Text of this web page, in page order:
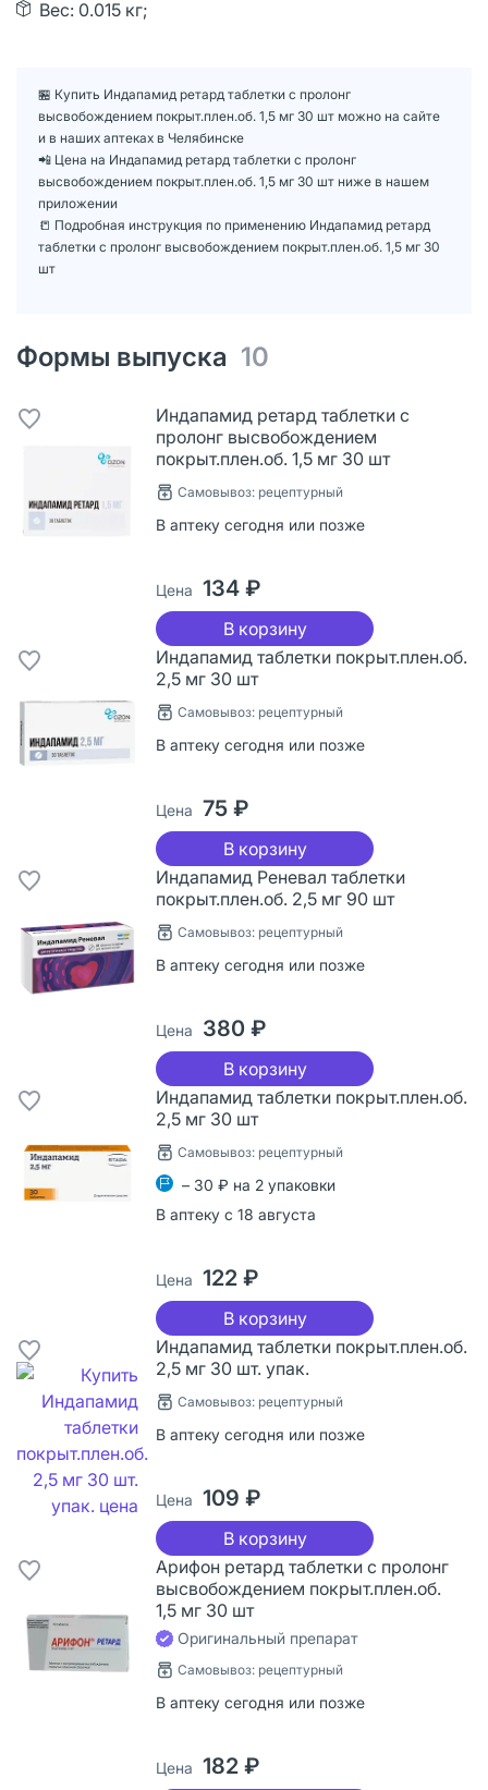
Вес: 0.015 кг;
🏪 Купить Индапамид ретард таблетки с пролонг
высвобождением покрыт.плен.об. 1,5 мг 30 шт можно на сайте
и в наших аптеках в Челябинске
📲 Цена на Индапамид ретард таблетки с пролонг
высвобождением покрыт.плен.об. 1,5 мг 30 шт ниже в нашем
приложении
📒 Подробная инструкция по применению Индапамид ретард
таблетки с пролонг высвобождением покрыт.плен.об. 1,5 мг 30
шт
Формы выпуска 10
Индапамид ретард таблетки с
пролонг высвобождением
покрыт.плен.об. 1,5 мг 30 шт
Самовывоз: рецептурный
В аптеку сегодня или позже
Цена 134 ₽
В корзину
Индапамид таблетки покрыт.плен.об.
2,5 мг 30 шт
Самовывоз: рецептурный
В аптеку сегодня или позже
Цена 75 ₽
В корзину
Индапамид Реневал таблетки
покрыт.плен.об. 2,5 мг 90 шт
Самовывоз: рецептурный
В аптеку сегодня или позже
Цена 380 ₽
В корзину
Индапамид таблетки покрыт.плен.об.
2,5 мг 30 шт
Самовывоз: рецептурный
– 30 ₽ на 2 упаковки
В аптеку с 18 августа
Цена 122 ₽
В корзину
Индапамид таблетки покрыт.плен.об.
2,5 мг 30 шт. упак.
Самовывоз: рецептурный
В аптеку сегодня или позже
Цена 109 ₽
В корзину
Арифон ретард таблетки с пролонг
высвобождением покрыт.плен.об.
1,5 мг 30 шт
Оригинальный препарат
Самовывоз: рецептурный
В аптеку сегодня или позже
Цена 182 ₽